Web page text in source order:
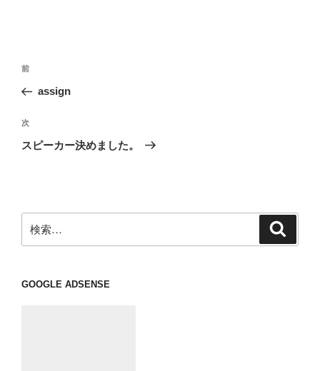
投
ナ
ビ
ゲ
ン
前
の
稿
前
assign
次
の
次
スピーカー決めました。
索:
GOOGLE ADSENSE